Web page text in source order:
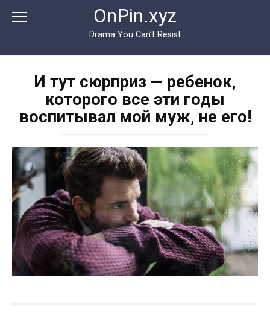
OnPin.xyz
Drama You Can’t Resist
И тут сюрприз — ребенок,
которого все эти годы
воспитывал мой муж, не его!